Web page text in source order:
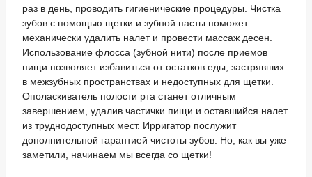
раз в день, проводить гигиенические процедуры. Чистка
зубов с помощью щетки и зубной пасты поможет
механически удалить налет и провести массаж десен.
Использование флосса (зубной нити) после приемов
пищи позволяет избавиться от остатков еды, застрявших
в межзубных пространствах и недоступных для щетки.
Ополаскиватель полости рта станет отличным
завершением, удалив частички пищи и оставшийся налет
из труднодоступных мест. Ирригатор послужит
дополнительной гарантией чистоты зубов. Но, как вы уже
заметили, начинаем мы всегда со щетки!